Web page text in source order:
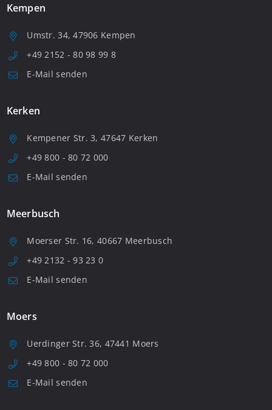
Kempen
Umstr. 34, 47906 Kempen
+49 2152 - 80 98 99 8
E-Mail senden
Kerken
Kempener Str. 3, 47647 Kerken
+49 800 - 80 72 000
E-Mail senden
Meerbusch
Moerser Str. 16, 40667 Meerbusch
+49 2132 - 93 23 0
E-Mail senden
Moers
Uerdinger Str. 36, 47441 Moers
+49 800 - 80 72 000
E-Mail senden